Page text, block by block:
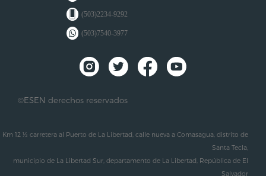
(503)2234-9292
(503)7540-3977
©ESEN derechos reservados
Km 12 ½ carretera al Puerto de La Libertad, calle nueva a Comasagua, distrito de
Santa Tecla,
municipio de La Libertad Sur, departamento de La Libertad, República de El
Salvador